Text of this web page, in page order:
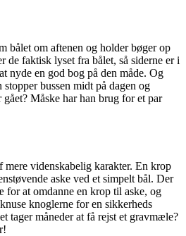
bålet om aftenen og holder bøger op
de faktisk lyset fra bålet, så siderne er i
nyde en god bog på den måde. Og
bussen midt på dagen og
gået? Måske har han brug for et par
mere videnskabelig karakter. En krop
aske ved et simpelt bål. Der
for at omdanne en krop til aske, og
knoglerne for en sikkerheds
tager måneder at få rejst et gravmæle?